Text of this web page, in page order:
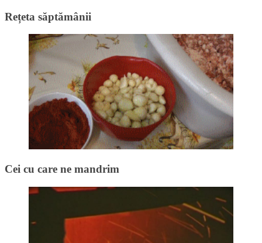
Rețeta săptămânii
Cei cu care ne mandrim